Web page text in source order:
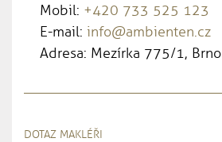
Mobil: +420 733 525 123
E-mail: info@ambienten.cz
Adresa: Mezírka 775/1, Brno
DOTAZ MAKLÉŘI